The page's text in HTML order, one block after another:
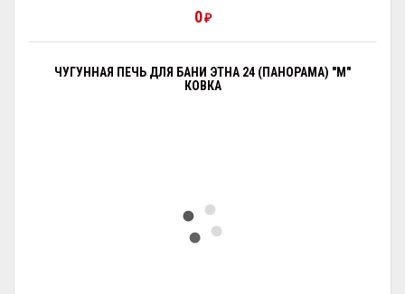
0₽
ЧУГУННАЯ ПЕЧЬ ДЛЯ БАНИ ЭТНА 24 (ПАНОРАМА) "М"
КОВКА